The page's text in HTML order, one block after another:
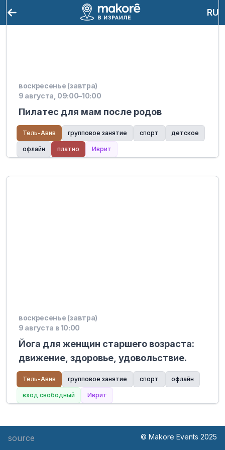
RU
воскресенье (завтра)
9 августа, 09:00–10:00
Пилатес для мам после родов
Тель-Авив групповое занятие спорт детское
офлайн платно Иврит
воскресенье (завтра)
9 августа в 10:00
Йога для женщин старшего возраста:
движение, здоровье, удовольствие.
Тель-Авив групповое занятие спорт офлайн
вход свободный Иврит
source © Makore Events 2025